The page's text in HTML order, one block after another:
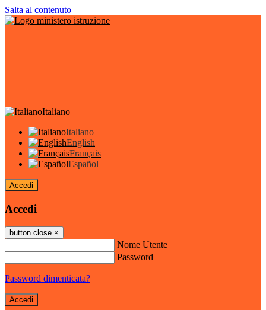
Salta al contenuto
Italiano
Italiano
English
Français
Español
Accedi
Accedi
button close ×
Nome Utente
Password
Password dimenticata?